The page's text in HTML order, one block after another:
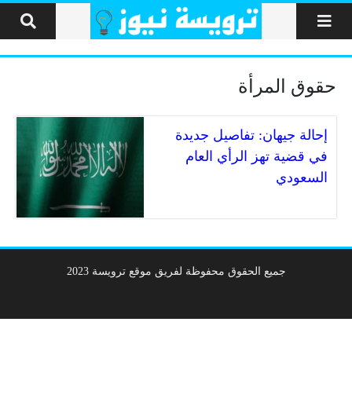
التخطي إلى المحتوى
حقوق المرأة
إحالة جيهان: تفاصيل جديدة
في قضية تهز الرأي العام
السعودي
جميع الحقوق محفوظة لفريق موقع ترويسة 2023